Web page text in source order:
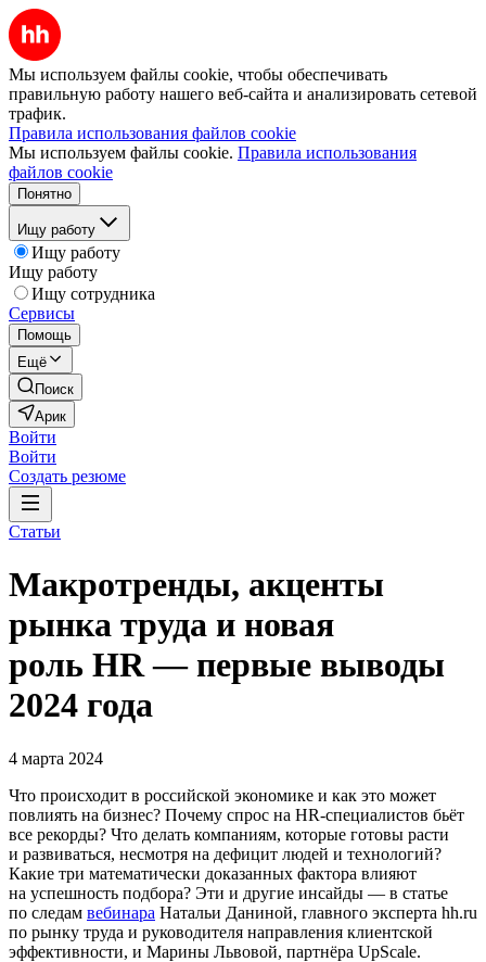
Мы используем файлы cookie, чтобы обеспечивать
правильную работу нашего веб-сайта и анализировать сетевой
трафик.
Правила использования файлов cookie
Мы используем файлы cookie. Правила использования
файлов cookie
Понятно
Ищу работу
Ищу работу
Ищу работу
Ищу сотрудника
Сервисы
Помощь
Ещё
Поиск
Арик
Войти
Войти
Создать резюме
Статьи
Макротренды, акценты
рынка труда и новая
роль HR — первые выводы
2024 года
4 марта 2024
Что происходит в российской экономике и как это может
повлиять на бизнес? Почему спрос на HR-специалистов бьёт
все рекорды? Что делать компаниям, которые готовы расти
и развиваться, несмотря на дефицит людей и технологий?
Какие три математически доказанных фактора влияют
на успешность подбора? Эти и другие инсайды — в статье
по следам вебинара Натальи Даниной, главного эксперта hh.ru
по рынку труда и руководителя направления клиентской
эффективности, и Марины Львовой, партнёра UpScale.